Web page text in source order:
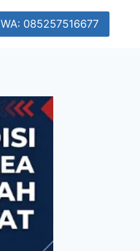
WA: 085257516677